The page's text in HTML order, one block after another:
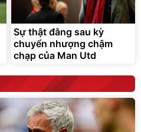
Sự thật đằng sau kỳ
chuyển nhượng chậm
chạp của Man Utd